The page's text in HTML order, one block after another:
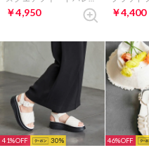
￥4,950 ￥4,400
41% 30 46%